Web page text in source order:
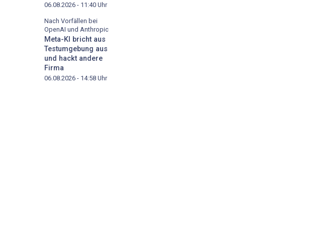
06.08.2026 - 11:40 Uhr
Nach Vorfällen bei
OpenAI und Anthropic
Meta-KI bricht aus
Testumgebung aus
und hackt andere
Firma
06.08.2026 - 14:58 Uhr